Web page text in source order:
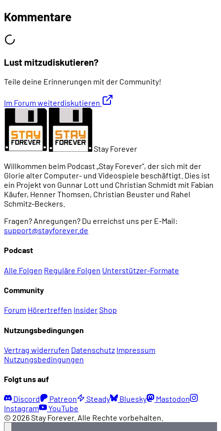
Kommentare
Lust mitzudiskutieren?
Teile deine Erinnerungen mit der Community!
Im Forum weiterdiskutieren
Stay Forever
Willkommen beim Podcast „Stay Forever", der sich mit der
Glorie alter Computer- und Videospiele beschäftigt. Dies ist
ein Projekt von Gunnar Lott und Christian Schmidt mit Fabian
Käufer, Henner Thomsen, Christian Beuster und Rahel
Schmitz-Beckers.
Fragen? Anregungen? Du erreichst uns per E-Mail:
support@stayforever.de
Podcast
Alle Folgen Reguläre Folgen Unterstützer-Formate
Community
Forum Hörertreffen InsiderShop
Nutzungsbedingungen
Vertrag widerrufen Datenschutz Impressum
Nutzungsbedingungen
Folgt uns auf
Discord Patreon Steady Bluesky
Mastodon
Instagram
YouTube
© 2026 Stay Forever. Alle Rechte vorbehalten.